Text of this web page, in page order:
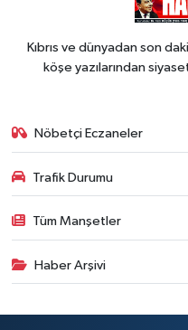
Kıbrıs ve dünyadan son
köşe yazılarından
Nöbetçi Eczaneler
Trafik Durumu
Tüm Manşetler
Haber Arşivi